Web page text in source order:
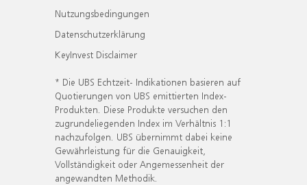
Nutzungsbedingungen
Datenschutzerklärung
KeyInvest Disclaimer
* Die UBS Echtzeit- Indikationen basieren auf
Quotierungen von UBS emittierten Index-
Produkten. Diese Produkte versuchen den
zugrundeliegenden Index im Verhältnis 1:1
nachzufolgen. UBS übernimmt dabei keine
Gewährleistung für die Genauigkeit,
Vollständigkeit oder Angemessenheit der
angewandten Methodik.